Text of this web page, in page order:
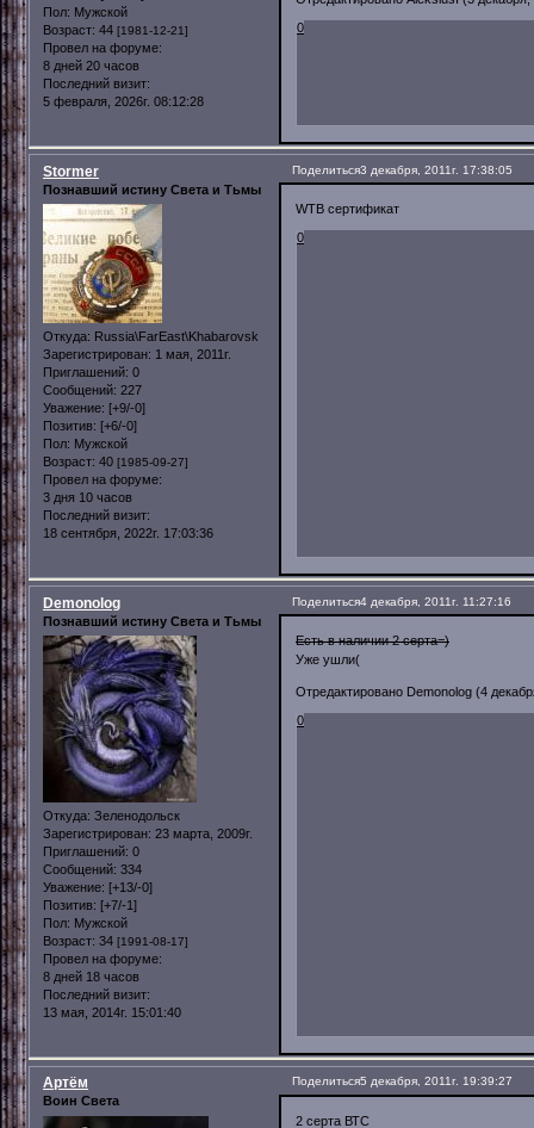
Пол: Мужской
Возраст: 44 [1981-12-21]
Провел на форуме:
8 дней 20 часов
Последний визит:
5 февраля, 2026г. 08:12:28
0
Поделиться3 декабря, 2011г. 17:38:05
Stormer
Познавший истину Света и Тьмы
Откуда: Russia\FarEast\Khabarovsk
Зарегистрирован: 1 мая, 2011г.
Приглашений: 0
Сообщений: 227
Уважение: [+9/-0]
Позитив: [+6/-0]
Пол: Мужской
Возраст: 40 [1985-09-27]
Провел на форуме:
3 дня 10 часов
Последний визит:
18 сентября, 2022г. 17:03:36
WTB сертификат
0
Поделиться4 декабря, 2011г. 11:27:16
Demonolog
Познавший истину Света и Тьмы
Откуда: Зеленодольск
Зарегистрирован: 23 марта, 2009г.
Приглашений: 0
Сообщений: 334
Уважение: [+13/-0]
Позитив: [+7/-1]
Пол: Мужской
Возраст: 34 [1991-08-17]
Провел на форуме:
8 дней 18 часов
Последний визит:
13 мая, 2014г. 15:01:40
Есть в наличии 2 серта=)
Уже ушли(
Отредактировано Demonolog (4
0
Поделиться5 декабря, 2011г. 19:39:27
Артём
Воин Света
2 серта ВТС